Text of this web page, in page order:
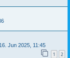
Jun 2025, 11:45
1 2